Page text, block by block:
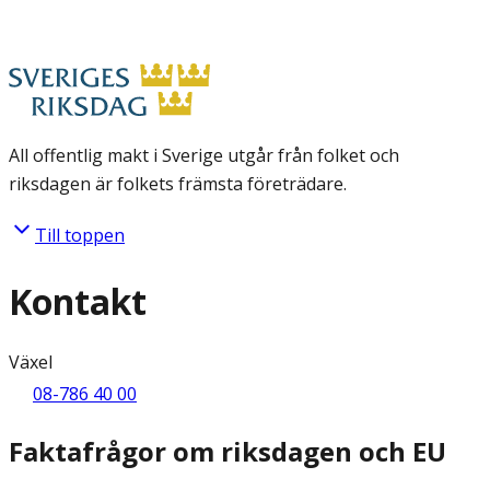
All offentlig makt i Sverige utgår från folket och
riksdagen är folkets främsta företrädare.
Till toppen
Kontakt
Växel
08-786 40 00
Faktafrågor om riksdagen och EU